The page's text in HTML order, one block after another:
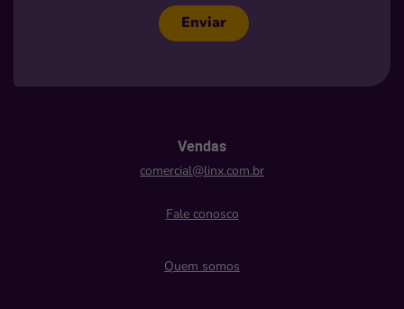
Enviar
Vendas
comercial@linx.com.br
Fale conosco
Quem somos